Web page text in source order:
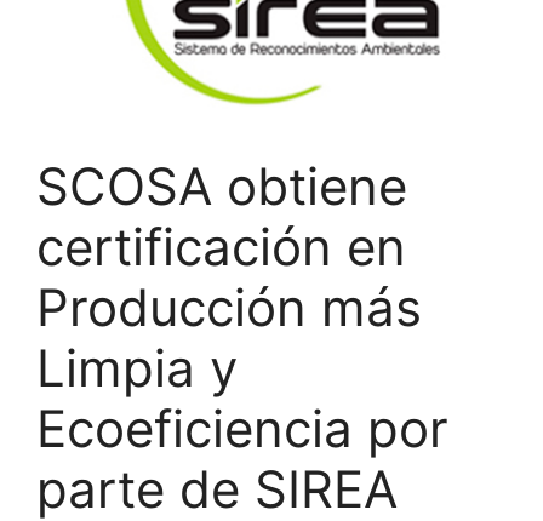
SCOSA obtiene
certificación en
Producción más
Limpia y
Ecoeficiencia por
parte de SIREA